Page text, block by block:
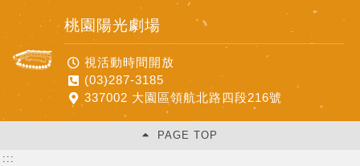
桃園陽光劇場
視活動時間開放
(03)287-3185
337002 大園區領航北路四段216號
PAGE TOP
:::